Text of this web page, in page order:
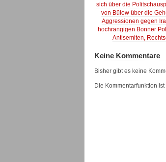
sich über die
von Bülow über die
Aggressionen gegen
hochrangigen Bonner
Antisemiten,
Keine Kommentare
Bisher gibt es keine
Die Kommentarfunktion